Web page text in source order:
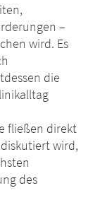
–
wird. Es
die
fließen direkt
wird,
des